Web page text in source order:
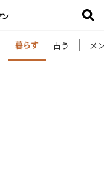
暮らす 占う メ